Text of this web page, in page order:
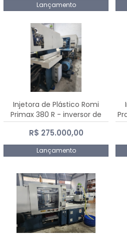
Lançamento
Injetora de Plástico Romi
Primax 380 R - inversor de
frequência NR 12
R$ 275.000,00
Lançamento